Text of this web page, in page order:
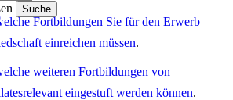
Suche
Fortbildungen Sie für den Erwerb
einreichen müssen.
weiteren Fortbildungen von
eingestuft werden können.